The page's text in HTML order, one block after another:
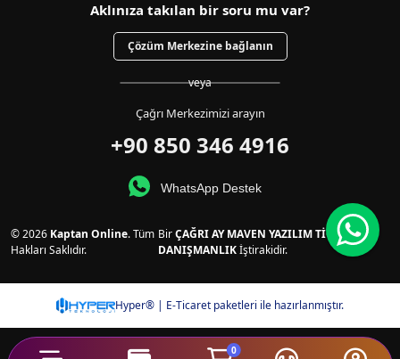
0
Aklınıza takılan bir soru mu var?
Çözüm Merkezine bağlanın
veya
Çağrı Merkezimizi arayın
+90 850 346 4916
WhatsApp Destek
© 2026 Kaptan Online. Tüm
Hakları Saklıdır.
BirÇAĞRI AY MAVEN YAZILIM TİCARET VE
DANIŞMANLIKİştirakidir.
Hyper® | E-Ticaret paketleri ile hazırlanmıştır.